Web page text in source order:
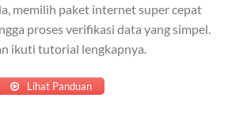
digunakan di dalam negeri.
Kuota Keluarga
Admin dapat mendaftarkan anggota
memilih paket internet super cepat
proses verifikasi data yang simpel.
ikuti tutorial lengkapnya.
Lihat Panduan